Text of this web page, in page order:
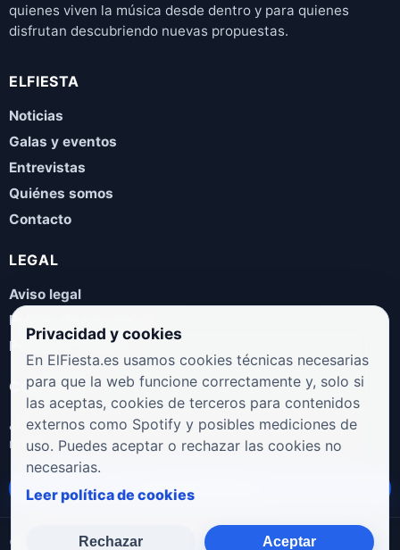
quienes viven la música desde dentro y para quienes
disfrutan descubriendo nuevas propuestas.
ELFIESTA
Noticias
Galas y eventos
Entrevistas
Quiénes somos
Contacto
LEGAL
Aviso legal
Política de privacidad
Política de cookies
COLABORA
¿Eres artista, manager, sello o promotor? Envíanos tus
novedades, galas, entrevistas o propuestas musicales.
Enviar propuesta
© 2026 ElFiesta.es Noticias · Galas · Entrevistas · Música
Privacidad y cookies
En ElFiesta.es usamos cookies técnicas necesarias
para que la web funcione correctamente y, solo si
las aceptas, cookies de terceros para contenidos
externos como Spotify y posibles mediciones de
uso. Puedes aceptar o rechazar las cookies no
necesarias.
Leer política de cookies
Rechazar Aceptar